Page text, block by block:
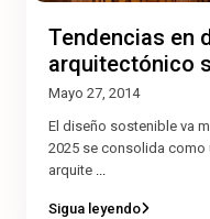
Tendencias en
arquitectónico
Mayo 27, 2014
El diseño sostenible va
2025 se consolida
arquite
Sigua leyendo